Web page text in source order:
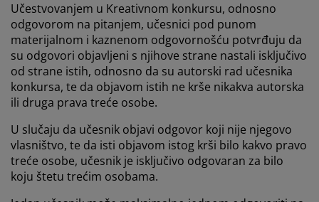
Učestvovanjem u Kreativnom konkursu, odnosno
odgovorom na pitanjem, učesnici pod punom
materijalnom i kaznenom odgovornošću potvrđuju da
su odgovori objavljeni s njihove strane nastali isključivo
od strane istih, odnosno da su autorski rad učesnika
konkursa, te da objavom istih ne krše nikakva autorska
ili druga prava treće osobe.
U slučaju da učesnik objavi odgovor koji nije njegovo
vlasništvo, te da isti objavom istog krši bilo kakvo pravo
treće osobe, učesnik je isključivo odgovaran za bilo
koju štetu trećim osobama.